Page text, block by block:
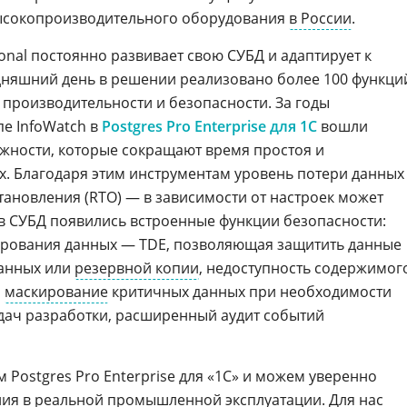
оборудования в России.
постоянно развивает свою СУБД и адаптирует к
день в решении реализовано более 100
и безопасности. За годы
InfoWatch в Postgres Pro Enterprise для 1С вошли
которые сокращают время простоя и
этим инструментам уровень потери данных
(RTO) — в зависимости от настроек может
СУБД появились встроенные функции безопасности:
данных — TDE, позволяющая защитить данные
или резервной копии, недоступность
маскирование критичных данных при необходимости
разработки, расширенный аудит событий
Postgres Pro Enterprise для «1С» и можем уверенно
в реальной промышленной эксплуатации. Для нас